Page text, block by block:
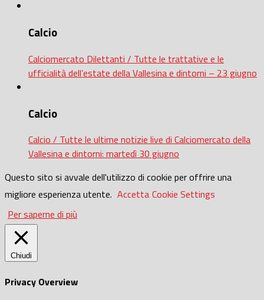
Calcio
Calciomercato Dilettanti / Tutte le trattative e le
ufficialità dell’estate della Vallesina e dintorni – 23 giugno
Calcio
Calcio / Tutte le ultime notizie live di Calciomercato della
Vallesina e dintorni: martedì 30 giugno
Questo sito si avvale dell'utilizzo di cookie per offrire una
migliore esperienza utente. Accetta Cookie Settings
Per saperne di più
Chiudi
Privacy Overview